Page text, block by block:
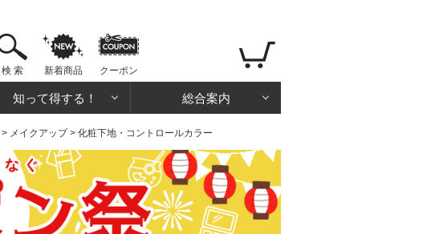
検 索 新着商品 クーポン
知って得する！ 総合案内
> メイクアップ> 化粧下地・コントロールカラー